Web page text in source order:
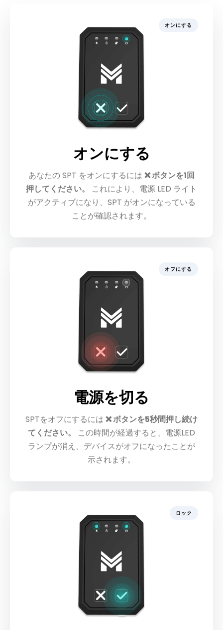
オンにする
オンにする
あなたの SPT をオンにするには ❌ ボタンを1回
押してください。
これにより、電源 LED ライト
がアクティブになり、SPT がオンになっている
ことが確認されます。
オフにする
電源を切る
SPTをオフにするには ❌ ボタンを5秒間押し続け
てください。
この時間が経過すると、電源LED
ランプが消え、デバイスがオフになったことが
示されます。
ロック